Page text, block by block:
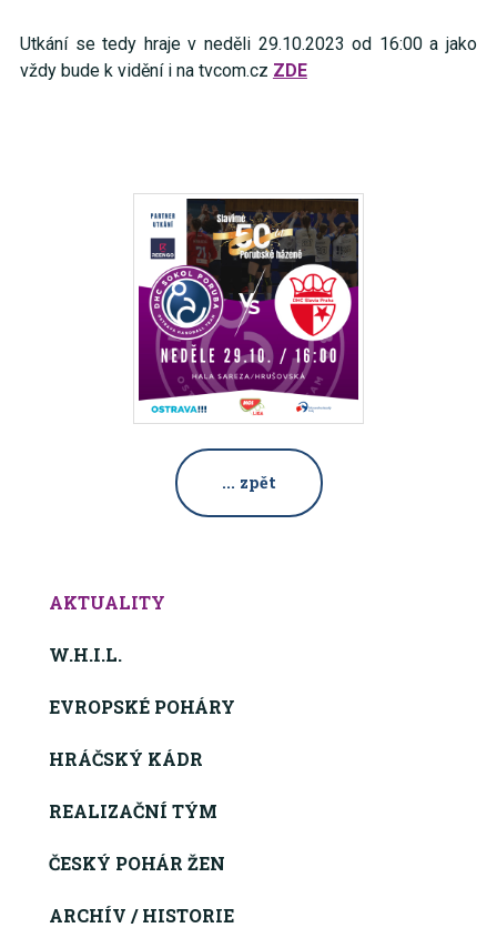
Utkání se tedy hraje v neděli 29.10.2023 od 16:00 a jako
vždy bude k vidění i na tvcom.cz ZDE
... zpět
AKTUALITY
W.H.I.L.
EVROPSKÉ POHÁRY
HRÁČSKÝ KÁDR
REALIZAČNÍ TÝM
ČESKÝ POHÁR ŽEN
ARCHÍV / HISTORIE